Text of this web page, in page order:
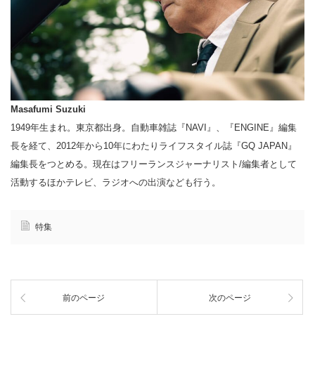
Masafumi Suzuki
1949年生まれ。東京都出身。自動車雑誌『NAVI』、『ENGINE』編集
長を経て、2012年から10年にわたりライフスタイル誌『GQ JAPAN』
編集長をつとめる。現在はフリーランスジャーナリスト/編集者として
活動するほかテレビ、ラジオへの出演なども行う。
特集
前のページ 次のページ